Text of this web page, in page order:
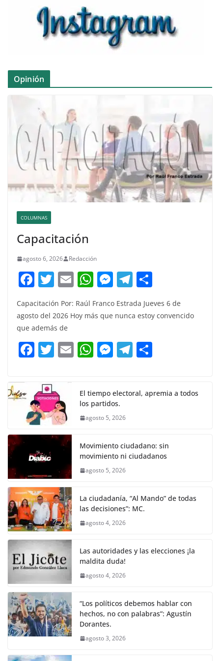
Opinión
COLUMNAS
Capacitación
agosto 6, 2026 Redacción
F
a
c
e
b
o
k
T
itt
er
E
m
ai
W
at
A
p
M
ss
n
g
T
el
e
a
m
m
p
Capacitación Por: Raúl Franco Estrada Jueves 6 de
agosto del 2026 Hoy más que nunca estoy convencido
que además de
F
e
b
o
o
k
T
itt
er
E W
s
A
p
M
e
n
er
T
gr p
El tiempo electoral, apremia a todos
los partidos.
agosto 5, 2026
Movimiento ciudadano: sin
movimiento ni ciudadanos
agosto 5, 2026
La ciudadanía, “Al Mando” de todas
las decisiones”: MC.
agosto 4, 2026
Las autoridades y las elecciones ¡la
maldita duda!
agosto 4, 2026
“Los políticos debemos hablar con
hechos, no con palabras”: Agustín
Dorantes.
agosto 3, 2026